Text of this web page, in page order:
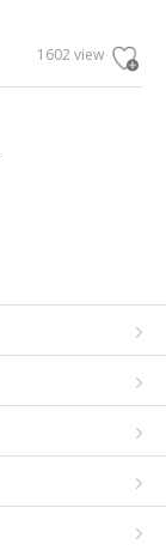
1602 view